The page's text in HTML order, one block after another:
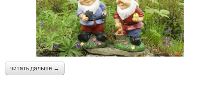
читать дальше →